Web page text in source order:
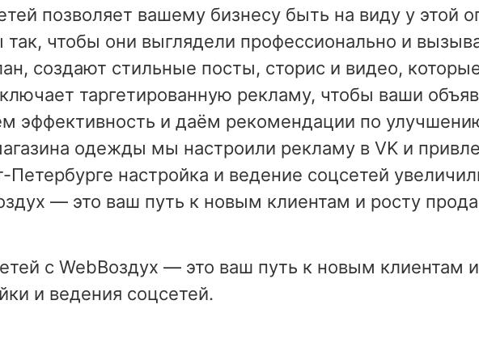
позволяет вашему бизнесу быть на виду у этой
чтобы они выглядели профессионально и
создают стильные посты, сторис и видео,
таргетированную рекламу, чтобы ваши
эффективность и даём рекомендации по
одежды мы настроили рекламу в VK и
настройка и ведение соцсетей
— это ваш путь к новым клиентам и росту
с WebВоздух — это ваш путь к новым клиентам
и ведения соцсетей.